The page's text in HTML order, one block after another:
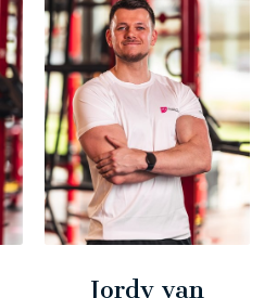
Jordy van